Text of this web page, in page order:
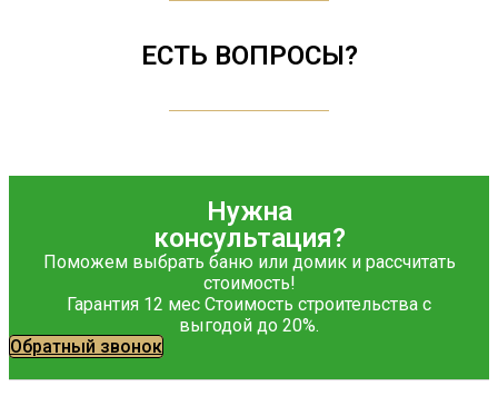
ЕСТЬ ВОПРОСЫ?
Нужна
консультация?
Поможем выбрать баню или домик и рассчитать
стоимость!
Гарантия 12 мес Стоимость строительства с
выгодой до 20%.
Обратный звонок